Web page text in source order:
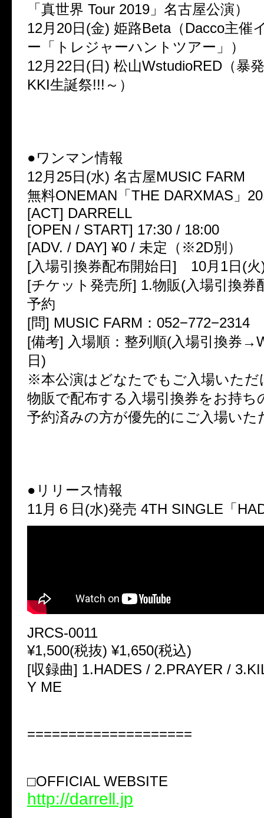
「真世界 Tour 2019」名古屋公演）
12月20日(金) 姫路Beta（Dacco主催
ー「トレジャーハントツアー」）
12月22日(日) 松山WstudioRED（暴
KKI生誕祭!!!～）
●ワンマン情報
12月25日(水) 名古屋MUSIC FARM
無料ONEMAN「THE DARXMAS」
[ACT] DARRELL
[OPEN / START] 17:30 / 18:00
[ADV. / DAY] ¥0 / 未定（※2D別）
[入場引換券配布開始日] 10月1日(火
[チケット発売所] 1.物販(入場引換券
予約
[問] MUSIC FARM：052−772−2314
[備考] 入場順：整列順(入場引換券
日)
※本公演はどなたでもご入場いただ
物販で配布する入場引換券をお持ち
予約済みの方が優先的にご入場いた
●リリース情報
11月６日(水)発売 4TH SINGLE「
JRCS-0011
¥1,500(税抜) ¥1,650(税込)
[収録曲] 1.HADES / 2.PRAYER /
Y ME
====================
□OFFICIAL WEBSITE
http://darrell.jp